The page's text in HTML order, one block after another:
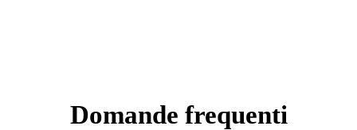
Domande frequenti